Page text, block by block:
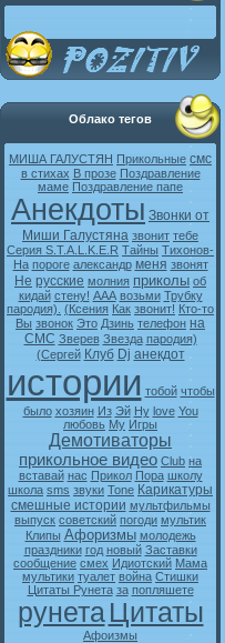
Облако тегов
МИША ГАЛУСТЯН Прикольные смс
в стихах В прозе Поздравление
маме Поздравление папе
Анекдоты Звонки от
Миши Галустяна звонит тебе
Серия S.T.A.L.K.E.R Тайны Тихонов-
На пороге александр меня звонят
Не русские молния приколы об
кидай стену! ААА возьми Трубку
пародия). (Ксения Как звонит! Кто-то
Вы звонок Это Дзинь телефон на
СМС Зверев Звезда пародия)
(Сергей Клуб Dj анекдот
истории тобой чтобы
было хозяин Из Эй Ну love You
любовь My Игры
Демотиваторы
прикольное видео Club на
вставай нас Прикол Пора школу
школа sms звуки Tone Карикатуры
смешные истории мультфильмы
выпуск советский погоди мультик
Клипы Афоризмы молодежь
праздники год новый Заставки
сообщение смех Идиотский Мама
мультики туалет война Стишки
Цитаты Рунета за попляшете
рунетаЦитаты
Афоизмы